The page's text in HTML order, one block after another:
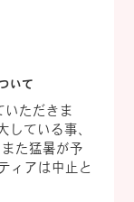
いて
いただきま
している事、
た猛暑が予
ィアは中止と